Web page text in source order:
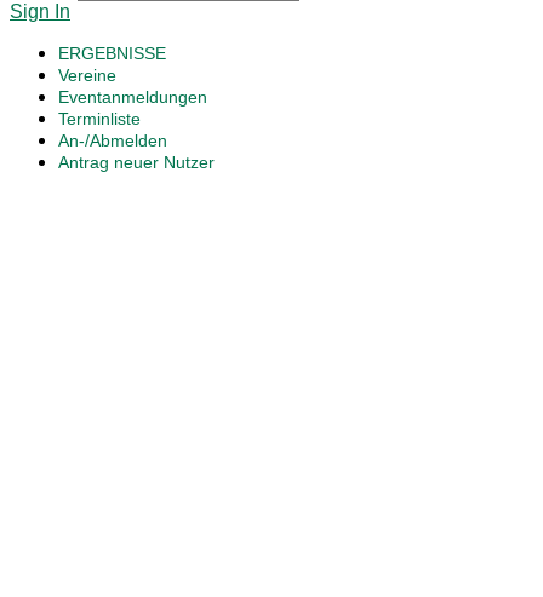
Sign In
ERGEBNISSE
Vereine
Eventanmeldungen
Terminliste
An-/Abmelden
Antrag neuer Nutzer